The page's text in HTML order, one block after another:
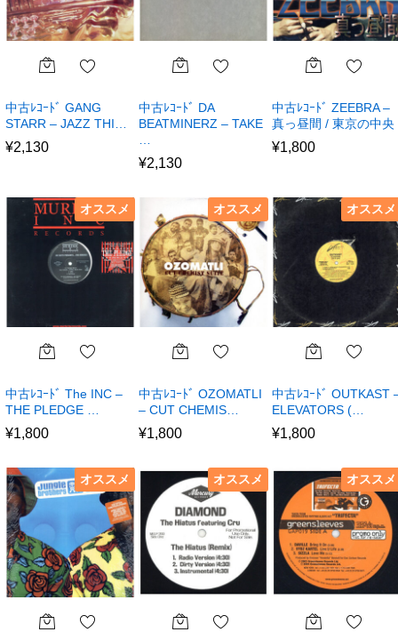
中古ﾚｺｰﾄﾞ GANG
STARR – JAZZ THI…
¥2,130
中古ﾚｺｰﾄﾞ DA
BEATMINERZ – TAKE
¥2,130
中古ﾚｺｰﾄﾞ ZEEBRA –
真っ昼間 / 東京の中央
¥1,800
オススメ
中古ﾚｺｰﾄﾞ The INC –
THE PLEDGE …
¥1,800
オススメ
中古ﾚｺｰﾄﾞ OZOMATLI
– CUT CHEMIS…
¥1,800
オススメ
中古ﾚｺｰﾄﾞ OUTKAST
ELEVATORS (…
¥1,800
オススメ オススメ オススメ